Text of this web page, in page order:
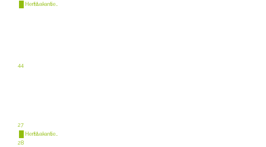
Herfstvakantie ...
44
27
Herfstvakantie ...
28